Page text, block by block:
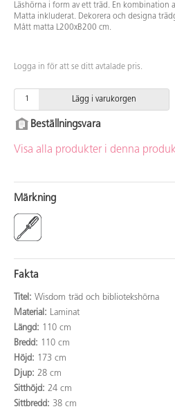
Läshörna i form av ett träd. En kombination
Matta inkluderat. Dekorera och designa
Mått matta L200xB200 cm.
Logga in för att se ditt avtalade pris.
Lägg i varukorgen
Beställningsvara
Visa alla produkter i denna
Märkning
Fakta
Titel: Wisdom träd och bibliotekshörna
Material: Laminat
Längd: 110 cm
Bredd: 110 cm
Höjd: 173 cm
Djup: 28 cm
Sitthöjd: 24 cm
Sittbredd: 38 cm